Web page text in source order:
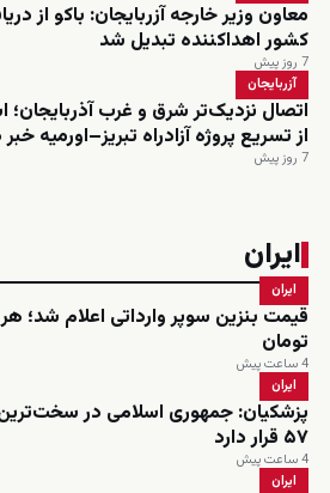
معاون وزیر خارجه آزربایجان: باکو از
کشور اهداکننده تبدیل شد
7 روز پیش
آزربایجان
اتصال نزدیک‌تر شرق و غرب آذربایجان؛
از تسریع پروژه آزادراه تبریز–اورمیه خبر
7 روز پیش
ایران
ایران
تومان
4 ساعت پیش
ایران
پزشکیان: جمهوری اسلامی در
۵۷ قرار دارد
4 ساعت پیش
ایران